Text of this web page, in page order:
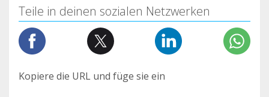
Teile in deinen sozialen Netzwerken
Kopiere die URL und füge sie ein